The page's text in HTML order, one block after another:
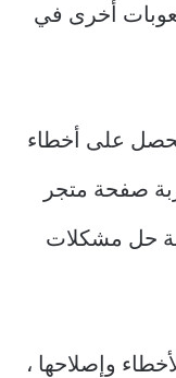
أخرى في
على أخطاء
صفحة متجر
حل مشكلات
وإصلاحها ،